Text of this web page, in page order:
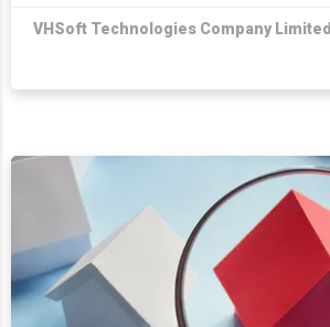
VHSoft Technologies Company Limited